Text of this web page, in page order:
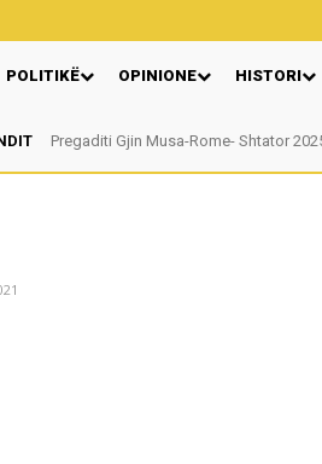
POLITIKË OPINIONE HISTORI
Pregaditi Gjin Musa-Rome- Shtator 2025
Nga: Ndue Dedaj